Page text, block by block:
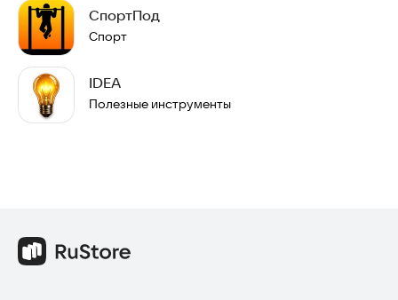
СпортПод
Спорт
IDEA
Полезные инструменты